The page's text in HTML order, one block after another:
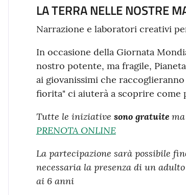
LA TERRA NELLE NOSTRE
Narrazione e laboratori creativi
In occasione della Giornata
nostro potente, ma fragile,
ai giovanissimi che
fiorita" ci aiuterà a scoprire
Tutte le iniziative sono gratuite
PRENOTA ONLINE
La partecipazione sarà possibile
necessaria la presenza di un
ai 6 anni